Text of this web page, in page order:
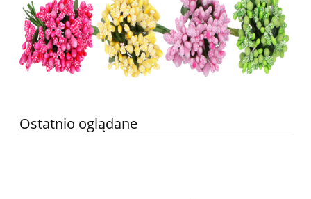
Ostatnio oglądane